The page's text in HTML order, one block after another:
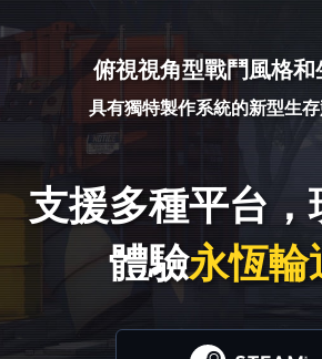
俯視視角型戰鬥風格
具有獨特製作系統的新型生
支援多種平台
體驗永恆輪